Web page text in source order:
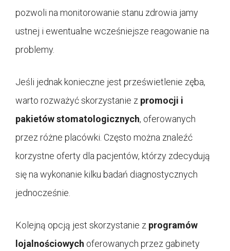
pozwoli na monitorowanie stanu zdrowia jamy
ustnej i ewentualne wcześniejsze reagowanie na
problemy.
Jeśli jednak konieczne jest prześwietlenie zęba,
warto rozważyć skorzystanie z promocji i
pakietów stomatologicznych, oferowanych
przez różne placówki. Często można znaleźć
korzystne oferty dla pacjentów, którzy zdecydują
się na wykonanie kilku badań diagnostycznych
jednocześnie.
Kolejną opcją jest skorzystanie z programów
lojalnościowych oferowanych przez gabinety